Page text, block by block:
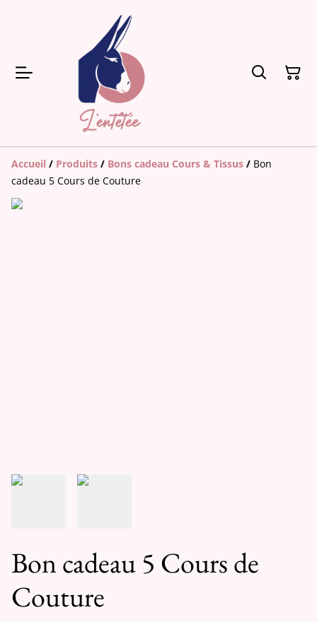
Accueil / Produits / Bons cadeau Cours & Tissus / Bon
cadeau 5 Cours de Couture
Bon cadeau 5 Cours de
Couture